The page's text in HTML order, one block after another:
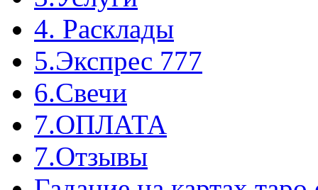
4. Расклады
5.Экспрес 777
6.Свечи
7.ОПЛАТА
7.Отзывы